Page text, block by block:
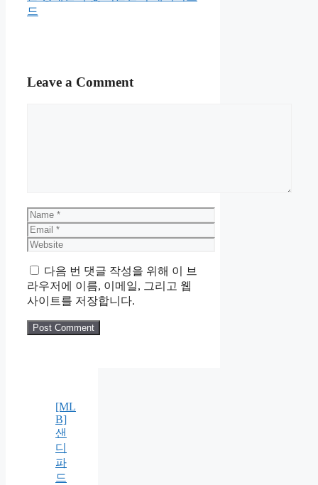
드
Leave a Comment
Name
Email
Website
다음 번 댓글 작성을 위해 이 브
라우저에 이름, 이메일, 그리고 웹
사이트를 저장합니다.
[ML
B]
샌
디
파
드